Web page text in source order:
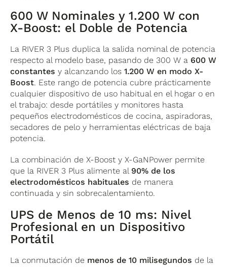
600 W Nominales y 1.200 W con
X-Boost: el Doble de Potencia
La RIVER 3 Plus duplica la salida nominal de potencia
respecto al modelo base, pasando de 300 W a 600 W
constantes y alcanzando los1.200 W en modo X-
Boost. Este rango de potencia cubre prácticamente
cualquier dispositivo de uso habitual en el hogar o en
el trabajo: desde portátiles y monitores hasta
pequeños electrodomésticos de cocina, aspiradoras,
secadores de pelo y herramientas eléctricas de baja
potencia.
La combinación de X-Boost y X-GaNPower permite
que la RIVER 3 Plus alimente al 90% de los
electrodomésticos habituales de manera
continuada y sin sobrecalentamiento.
UPS de Menos de 10 ms: Nivel
Profesional en un Dispositivo
Portátil
La conmutación de menos de 10 milisegundos de la